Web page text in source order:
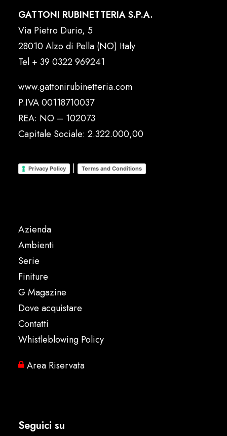
GATTONI RUBINETTERIA S.P.A.
Via Pietro Durio, 5
28010 Alzo di Pella (NO) Italy
Tel + 39 0322 969241
www.gattonirubinetteria.com
P.IVA 00118710037
REA: NO – 102073
Capitale Sociale: 2.322.000,00
Privacy Policy | Terms and Conditions
Azienda
Ambienti
Serie
Finiture
G Magazine
Dove acquistare
Contatti
Whistleblowing Policy
Area Riservata
Seguici su